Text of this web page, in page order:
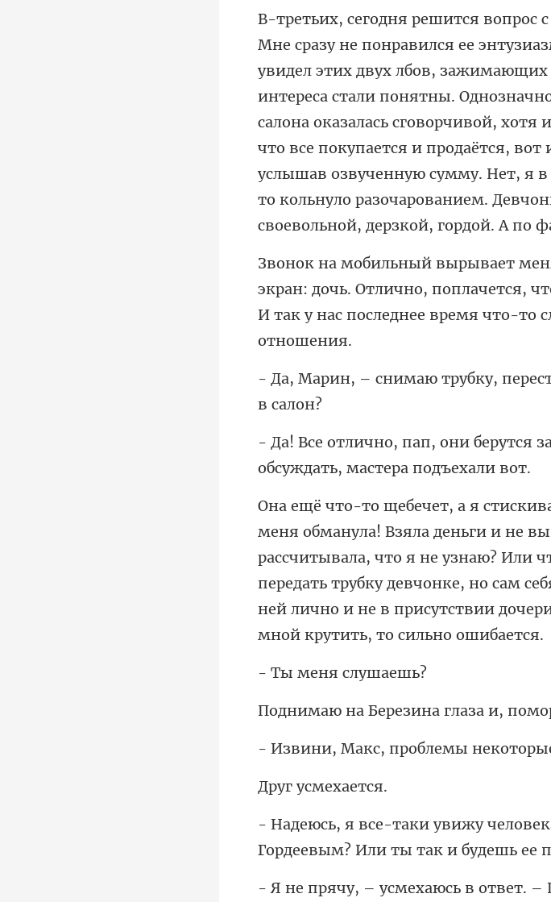
интереса стали понятны.
салона оказалась сговорчивой,
что все покупается и продаётся, вот
н: дочь. Отлично, поплачется,
ку,
рассчитывала, что я не узнаю? Или
передать трубку девчонке, но сам
еня сл
глаза и,
проблемы некот
усмех
Гордее
ь в ответ. –